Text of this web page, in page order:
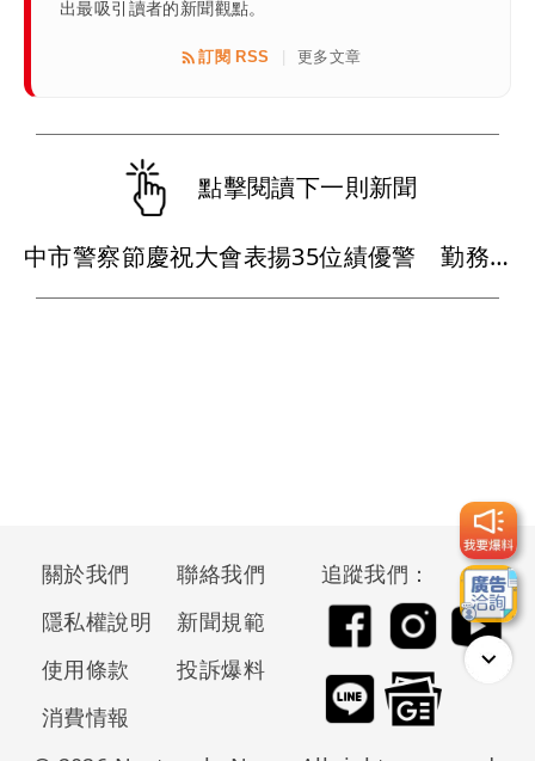
出最吸引讀者的新聞觀點。
訂閱 RSS 更多文章
點擊閱讀下一則新聞
中市警察節慶祝大會表揚35位績優警 勤務繁重加成今入帳
關於我們
聯絡我們
隱私權說明
新聞規範
使用條款
投訴爆料
消費情報
追蹤我們：